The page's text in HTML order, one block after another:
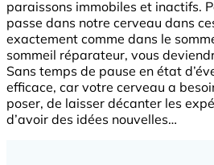
paraissons immobiles et inactifs.
passe dans notre cerveau dans
exactement comme dans le
sommeil réparateur, vous
Sans temps de pause en état
efficace, car votre cerveau a
poser, de laisser décanter les
d’avoir des idées nouvelles…